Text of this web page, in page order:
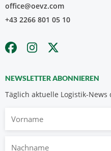
office@oevz.com
+43 2266 801 05 10
NEWSLETTER ABONNIEREN
Täglich aktuelle Logistik-News
Nachname